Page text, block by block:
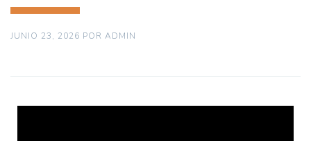
JUNIO 23, 2026 POR ADMIN